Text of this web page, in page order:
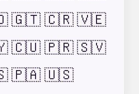
🇬🇹 🇨🇷 🇻🇪
🇨🇺 🇵🇷 🇸🇻
🇵🇦 🇺🇸